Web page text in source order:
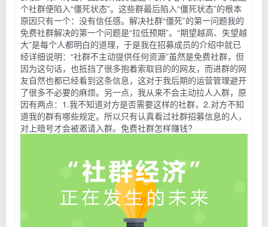
个社群便陷入“僵死状态”。这些群最后陷入“僵死状态”的根本
原因只有一个：没有信任感。解决社群“僵死”的第一问题我的
免费社群解决的第一个问题是“拉低预期”。“期望越高、失望越
大”是每个人都明白的道理，于是我在招募成员的介绍中就已
经详细说明：“社群不主动提供任何资源”虽然是免费社群，但
因为这句话，也抵挡了很多抱着索取目的的网友，而进群的网
友自然也都已经看到这条信息，这对于我后期的运营管理避开
了很多不必要的麻烦。另一点，我从来不会主动拉人入群，原
因有两点：1.我不知道对方是否需要这样的社群，2.对方不知
道我的群有哪些规定。所以只有认真看过社群招募信息的人，
对上暗号才会被邀请入群。免费社群怎样赚钱?